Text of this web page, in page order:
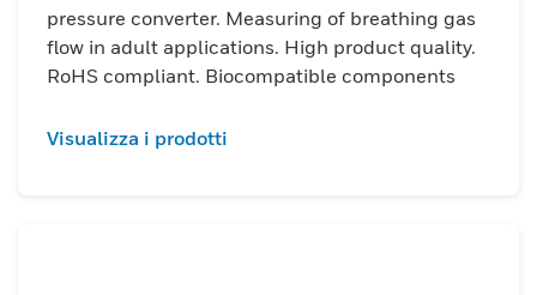
pressure converter. Measuring of breathing gas
flow in adult applications. High product quality.
RoHS compliant. Biocompatible components
Visualizza i prodotti